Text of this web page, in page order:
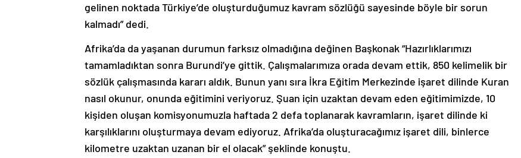
gelinen noktada Türkiye’de oluşturduğumuz kavram sözlüğü sayesinde böyle bir sorun
kalmadı” dedi.
Afrika’da da yaşanan durumun farksız olmadığına değinen Başkonak “Hazırlıklarımızı
tamamladıktan sonra Burundi’ye gittik. Çalışmalarımıza orada devam ettik, 850 kelimelik bir
sözlük çalışmasında kararı aldık. Bunun yanı sıra İkra Eğitim Merkezinde işaret dilinde Kuran
nasıl okunur, onunda eğitimini veriyoruz. Şuan için uzaktan devam eden eğitimimizde, 10
kişiden oluşan komisyonumuzla haftada 2 defa toplanarak kavramların, işaret dilinde ki
karşılıklarını oluşturmaya devam ediyoruz. Afrika’da oluşturacağımız işaret dili, binlerce
kilometre uzaktan uzanan bir el olacak” şeklinde konuştu.